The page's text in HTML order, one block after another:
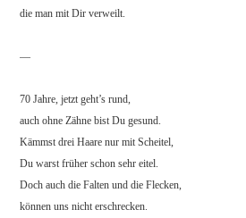
die man mit Dir verweilt.
—
70 Jahre, jetzt geht’s rund,
auch ohne Zähne bist Du gesund.
Kämmst drei Haare nur mit Scheitel,
Du warst früher schon sehr eitel.
Doch auch die Falten und die Flecken,
können uns nicht erschrecken.